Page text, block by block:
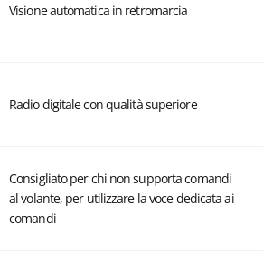
Visione automatica in retromarcia
Radio digitale con qualità superiore
Consigliato per chi non supporta comandi
al volante, per utilizzare la voce dedicata ai
comandi